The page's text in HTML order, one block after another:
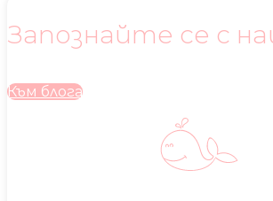
Запознайте се с
Към блога